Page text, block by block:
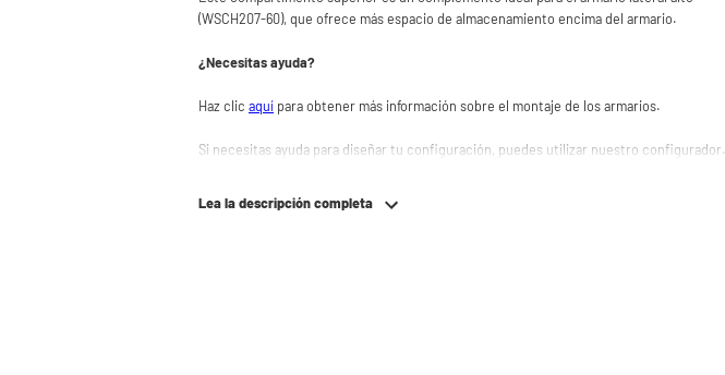
(WSCH207-60), que ofrece más espacio de almacenamiento encima del armario.
¿Necesitas ayuda?
Haz clic aquí para obtener más información sobre el montaje de los armarios.
Si necesitas ayuda para diseñar tu configuración, puedes utilizar nuestro configurador.
encantados de ayudarte.
Lea la descripción completa